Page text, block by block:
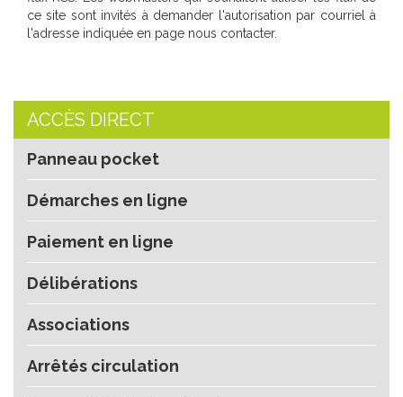
ce site sont invités à demander l'autorisation par courriel à
l'adresse indiquée en page nous contacter.
ACCÈS DIRECT
Panneau pocket
Démarches en ligne
Paiement en ligne
Délibérations
Associations
Arrêtés circulation